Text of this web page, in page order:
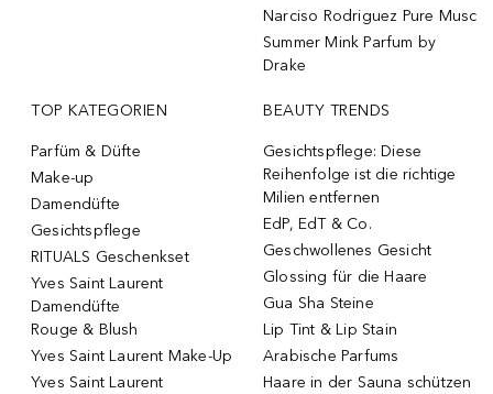
Narciso Rodriguez Pure Musc
Summer Mink Parfum by
Drake
TOP KATEGORIEN
Parfüm & Düfte
Make-up
Damendüfte
Gesichtspflege
RITUALS Geschenkset
Yves Saint Laurent
Damendüfte
Rouge & Blush
Yves Saint Laurent Make-Up
Yves Saint Laurent
BEAUTY TRENDS
Gesichtspflege: Diese
Reihenfolge ist die richtige
Milien entfernen
EdP, EdT & Co.
Geschwollenes Gesicht
Glossing für die Haare
Gua Sha Steine
Lip Tint & Lip Stain
Arabische Parfums
Haare in der Sauna schützen